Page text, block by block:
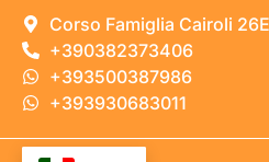
Corso Famiglia Cairoli
+390382373406
+393500387986
+393930683011